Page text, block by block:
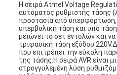
Η σειρά Atmel Voltage
αυτόματος ρυθμιστής τάσης
προστασία από
υπερβολική τάση και υπό
μειώνει το σετ εντολών και
τριφασική τάση εξόδου
που επιτρέπει την εύκολη
της τάσης.Η σειρά AVR είναι
στρογγυλεμένη λύση